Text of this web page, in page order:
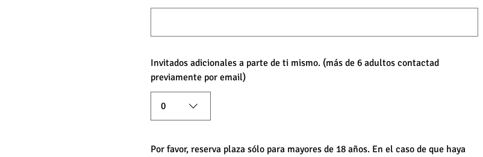
Invitados adicionales a parte de ti mismo. (más de 6 adultos contactad
previamente por email)
0
Por favor, reserva plaza sólo para mayores de 18 años. En el caso de que haya